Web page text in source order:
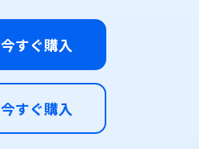
今すぐ購入
今すぐ購入